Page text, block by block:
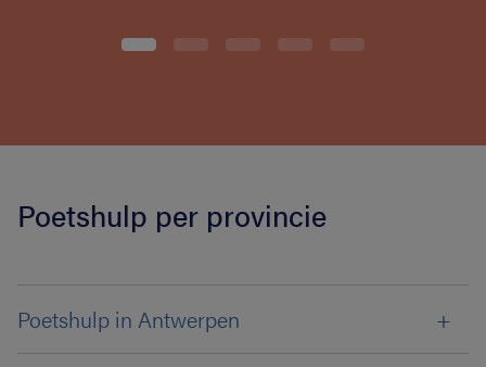
Poetshulp per provincie
Poetshulp in Antwerpen